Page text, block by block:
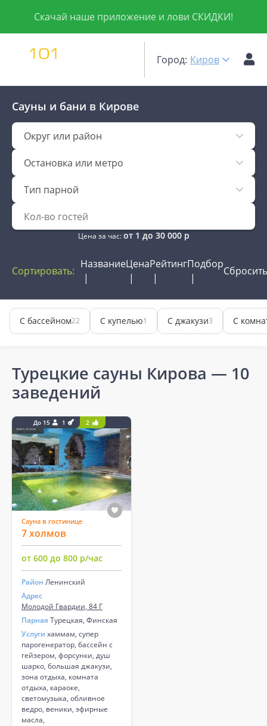
Скачай наше приложение и лови СКИДКИ!
Город: Киров
Сауны и бани в Кирове
Округ или район
Остановка или метро
Тип парной
Цена за час:от 1 до 30 000р
Сортировать:
НазваниеЦенаРейтингПодбор
Сбросить
С бассейном22 С купелью1 С джакузи3 С
Турецкие сауны Кирова — 10
заведений
До 15 1 2
Сауна в гостинице
7 холмов
от 600 до 800 р/час
Район Ленинский
Адрес
Молодой Гвардии, 84 Г
Парная Турецкая, Финская
Услуги хаммам, супер
парогенератор, бассейн с
гейзером, форсунки, душ
шарко, большая джакузи,
зона отдыха, комната
отдыха, караоке,
светомузыка, обливное
ведро, веники, эфирные
масла,